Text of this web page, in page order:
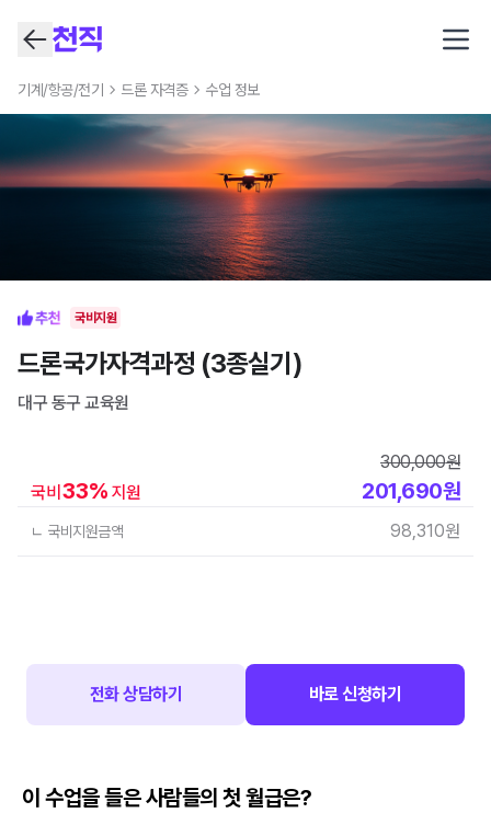
기계/항공/전기 드론 자격증 수업 정보
국비지원
드론국가자격과정 (3종실기)
대구 동구 교육원
국비 33% 지원
300,000원
201,690원
ㄴ 국비지원금액 98,310원
전화 상담하기 바로 신청하기
이 수업을 들은 사람들의 첫 월급은?